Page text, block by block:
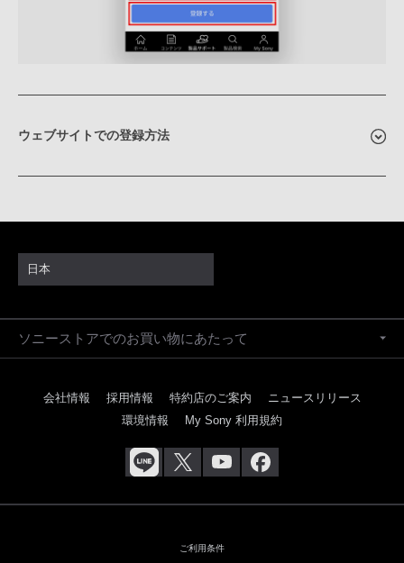
ウェブサイトでの登録方法
日本
ソニーストアでのお買い物にあたって
会社情報 採用情報 特約店のご案内
ニュースリリース
環境情報
My Sony 利用規約
ご利用条件